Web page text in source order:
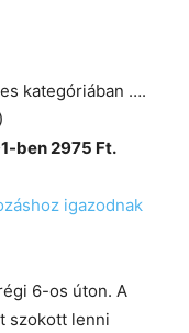
kategóriában ….
ben 2975 Ft.
igazodnak
6-os úton. A
szokott lenni